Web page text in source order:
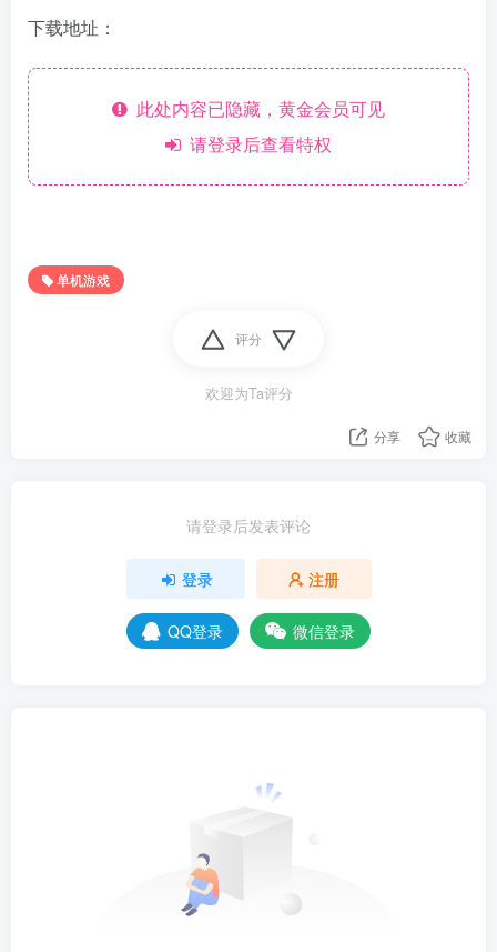
下载地址：
此处内容已隐藏，黄金会员可见
请登录后查看特权
单机游戏
评分
欢迎为Ta评分
分享 收藏
请登录后发表评论
登录 注册
QQ登录 微信登录